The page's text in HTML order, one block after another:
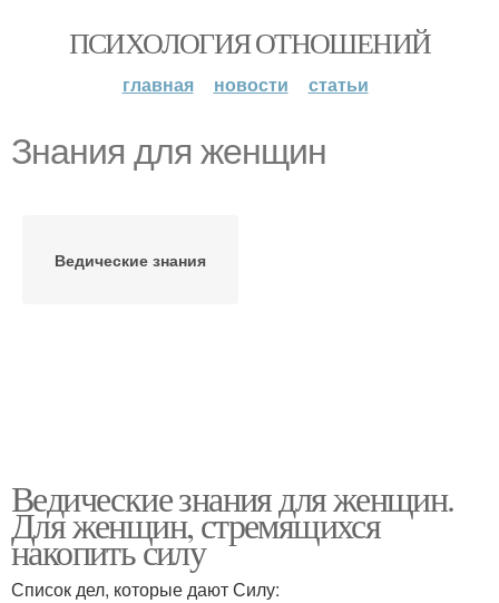
ПСИХОЛОГИЯ ОТНОШЕНИЙ
главная новости статьи
Знания для женщин
Ведические знания
Ведические знания для женщин.
Для женщин, стремящихся
накопить силу
Список дел, которые дают Силу: